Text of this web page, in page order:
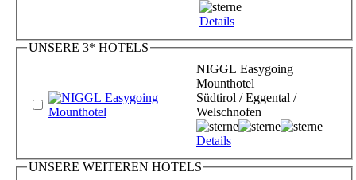
Details
UNSERE 3* HOTELS
NIGGL Easygoing
Mounthotel
Südtirol / Eggental /
Welschnofen
Details
UNSERE WEITEREN HOTELS